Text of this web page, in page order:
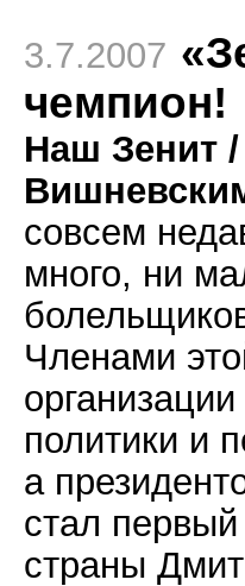
3.7.2007
чемпион!
Наш Зенит
совсем
много, ни
Членами
политики и
а
стал
страны